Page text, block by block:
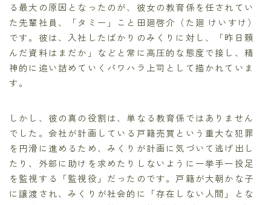
る最大の原因となったのが、彼女の教育係を任されてい
た先輩社員、「タミー」こと田廻啓介（た廻 けいすけ）
です。彼は、入社したばかりのみくりに対し、「昨日頼
んだ資料はまだか」などと常に高圧的な態度で接し、精
神的に追い詰めていくパワハラ上司として描かれていま
す。
しかし、彼の真の役割は、単なる教育係ではありません
でした。会社が計画している戸籍売買という重大な犯罪
を円滑に進めるため、みくりが計画に気づいて逃げ出し
たり、外部に助けを求めたりしないように一挙手一投足
を監視する「監視役」だったのです。戸籍が大朝かな子
に譲渡され、みくりが社会的に「存在しない人間」とな